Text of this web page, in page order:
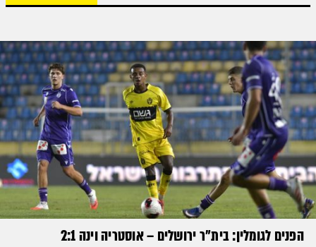
הפנים לגומלין: בית״ר ירושלים – אוסטריה וינה 2:1